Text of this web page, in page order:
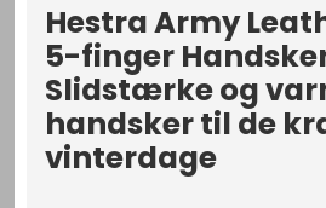
Hestra Army
5-finger
Slidstærke og
handsker til de
vinterdage